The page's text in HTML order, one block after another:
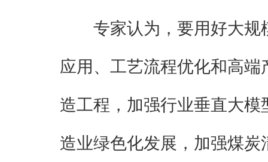
专家认为，要用好大
应用、工艺流程优化和高
造工程，加强行业垂直大
造业绿色化发展，加强煤